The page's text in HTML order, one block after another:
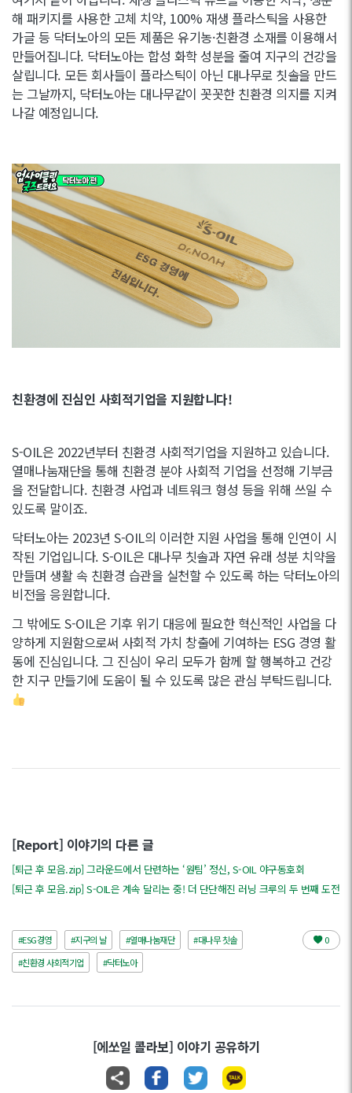
해 패키지를 사용한 고체 치약, 100% 재생 플라스틱을 사용한
가글 등 닥터노아의 모든 제품은 유기농·친환경 소재를 이용해서
만들어집니다. 닥터노아는 합성 화학 성분을 줄여 지구의 건강을
살립니다. 모든 회사들이 플라스틱이 아닌 대나무로 칫솔을 만드
는 그날까지, 닥터노아는 대나무같이 꼿꼿한 친환경 의지를 지켜
나갈 예정입니다.
친환경에 진심인 사회적기업을 지원합니다!
S-OIL은 2022년부터 친환경 사회적기업을 지원하고 있습니다.
열매나눔재단을 통해 친환경 분야 사회적 기업을 선정해 기부금
을 전달합니다. 친환경 사업과 네트워크 형성 등을 위해 쓰일 수
있도록 말이죠.
닥터노아는 2023년 S-OIL의 이러한 지원 사업을 통해 인연이 시
작된 기업입니다. S-OIL은 대나무 칫솔과 자연 유래 성분 치약을
만들며 생활 속 친환경 습관을 실천할 수 있도록 하는 닥터노아의
비전을 응원합니다.
그 밖에도 S-OIL은 기후 위기 대응에 필요한 혁신적인 사업을 다
양하게 지원함으로써 사회적 가치 창출에 기여하는 ESG 경영 활
동에 진심입니다. 그 진심이 우리 모두가 함께 할 행복하고 건강
한 지구 만들기에 도움이 될 수 있도록 많은 관심 부탁드립니다.
[Report] 이야기의 다른 글
[퇴근 후 모음.zip] 그라운드에서 단련하는 ‘원팀’ 정신, S-OIL 야구동호회
[퇴근 후 모음.zip] S-OIL은 계속 달리는 중! 더 단단해진 러닝 크루의 두 번째 도전
#ESG경영 #지구의 날 #열매나눔재단
#대나무 칫솔
#친환경 사회적기업
#닥터노아
0
[에쏘일 콜라보] 이야기 공유하기